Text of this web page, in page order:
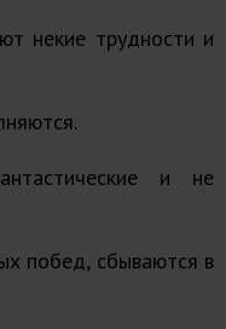
некие трудности и
и не
побед, сбываются в